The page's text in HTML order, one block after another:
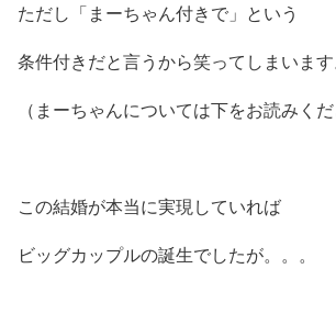
ただし「まーちゃん付きで」という
条件付きだと言うから笑ってしまいます
（まーちゃんについては下をお読みくだ
この結婚が本当に実現していれば
ビッグカップルの誕生でしたが。。。